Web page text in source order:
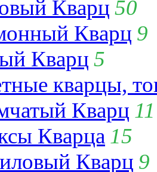
Кварц 50
Кварц 9
Кварц 5
кварцы,
Кварц 11
Кварца 15
Кварц 9